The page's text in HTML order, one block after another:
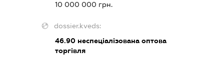
10 000 000 грн.
dossier.kveds:
46.90неспеціалізована оптова
торгівля